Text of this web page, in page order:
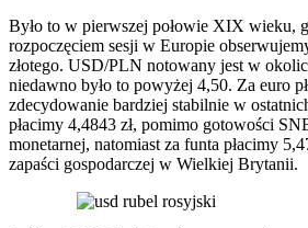
Było to w pierwszej połowie XIX wieku,
rozpoczęciem sesji w Europie
złotego. USD/PLN notowany jest w
niedawno było to powyżej 4,50. Za euro
zdecydowanie bardziej stabilnie w
płacimy 4,4843 zł, pomimo gotowości
monetarnej, natomiast za funta płacimy
zapaści gospodarczej w Wielkiej Brytanii.